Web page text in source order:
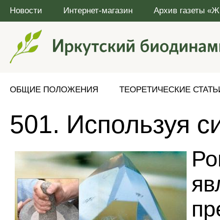
Новости Интернет-магазин Архив газеты
ОБЩИЕ ПОЛОЖЕНИЯ ТЕОРЕТИЧЕСКИЕ
501. Используя